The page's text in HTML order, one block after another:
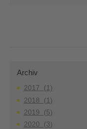
Archiv
2017 (1)
2018 (1)
2019 (5)
2020 (3)